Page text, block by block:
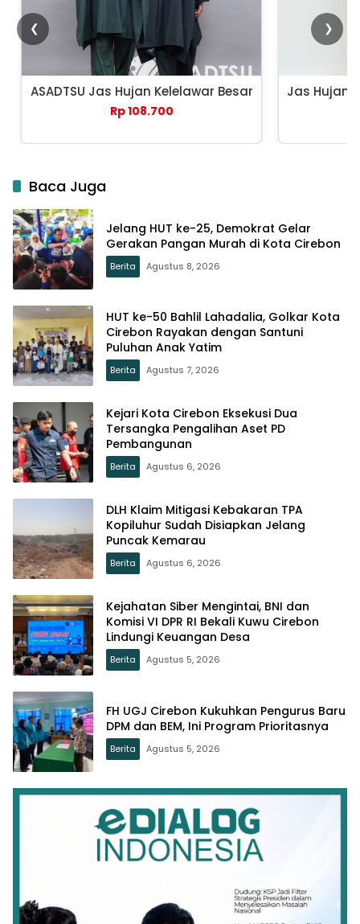
❮
ASADTSU Jas Hujan Kelelawar Besar
Rp 108.700
Jas Hujan
❯
Baca Juga
Jelang HUT ke-25, Demokrat Gelar
Gerakan Pangan Murah di Kota Cirebon
Berita Agustus 8, 2026
HUT ke-50 Bahlil Lahadalia, Golkar Kota
Cirebon Rayakan dengan Santuni
Puluhan Anak Yatim
Berita Agustus 7, 2026
Kejari Kota Cirebon Eksekusi Dua
Tersangka Pengalihan Aset PD
Pembangunan
Berita Agustus 6, 2026
DLH Klaim Mitigasi Kebakaran TPA
Kopiluhur Sudah Disiapkan Jelang
Puncak Kemarau
Berita Agustus 6, 2026
Kejahatan Siber Mengintai, BNI dan
Komisi VI DPR RI Bekali Kuwu Cirebon
Lindungi Keuangan Desa
Berita Agustus 5, 2026
FH UGJ Cirebon Kukuhkan Pengurus Baru
DPM dan BEM, Ini Program Prioritasnya
Berita Agustus 5, 2026